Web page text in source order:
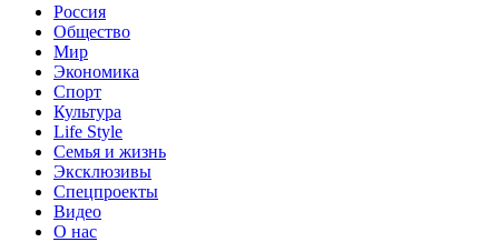
Россия
Общество
Мир
Экономика
Спорт
Культура
Life Style
Семья и жизнь
Эксклюзивы
Спецпроекты
Видео
О нас